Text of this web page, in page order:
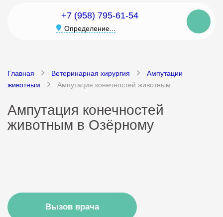
+7 (958) 795-61-54
Определение...
Главная Ветеринарная хирургия
Ампутации
животным
Ампутация конечностей животным
Ампутация конечностей
животным в Озёрному
Вызов врача